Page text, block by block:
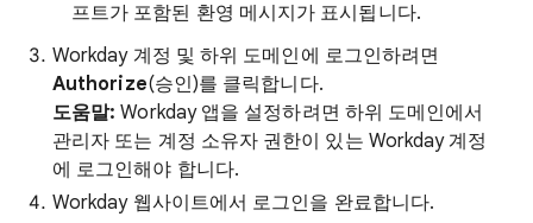
프트가 포함된 환영 메시지가 표시됩니다.
Workday 계정 및 하위 도메인에 로그인하려면
Authorize(승인)를 클릭합니다.
도움말: Workday 앱을 설정하려면 하위 도메인에서
관리자 또는 계정 소유자 권한이 있는 Workday 계정
에 로그인해야 합니다.
Workday 웹사이트에서 로그인을 완료합니다.